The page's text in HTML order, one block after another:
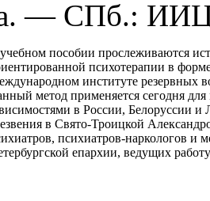
— СПб.:
пособии прослеживаются
психотерапии в
институте резервных
метод применяется сегодня
в России, Белоруссии
в Свято-Троицкой
психиатров-наркологов и
епархии, ведущих